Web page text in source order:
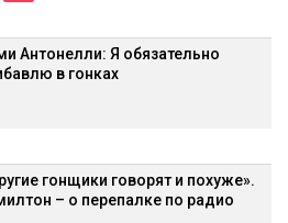
Антонелли: Я обязательно
в гонках
гонщики говорят и похуже».
– о перепалке по радио